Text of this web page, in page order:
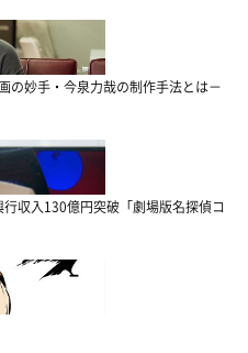
の妙手・今泉力哉の制作手法とは－
収入130億円突破「劇場版名探偵コ